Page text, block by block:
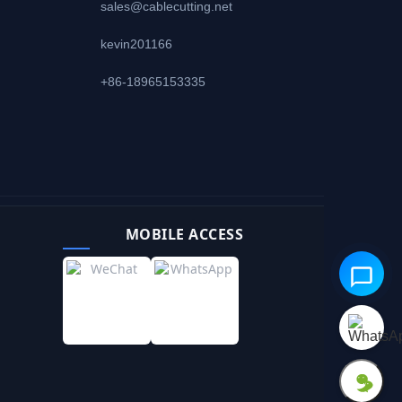
sales@cablecutting.net
kevin201166
+86-18965153335
MOBILE ACCESS